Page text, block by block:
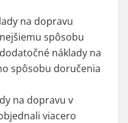
na dopravu
spôsobu
náklady na
spôsobu doručenia
na dopravu v
viacero